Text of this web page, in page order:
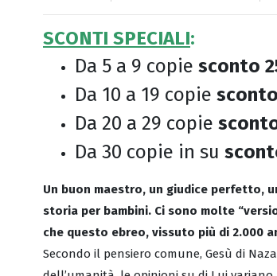
SCONTI SPECIALI:
Da 5 a 9 copie sconto
Da 10 a 19 copie
Da 20 a 29 copie
Da 30 copie in su
Un buon maestro, un giudice perfetto,
storia per bambini. Ci sono molte
che questo ebreo, vissuto più di 2.000
Secondo il pensiero comune, Gesù di